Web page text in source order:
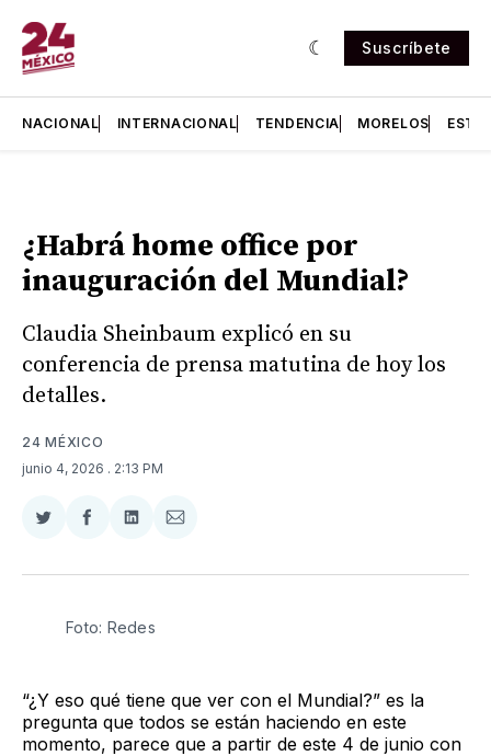
Suscríbete
NACIONAL INTERNACIONAL TENDENCIA MORELOS
¿Habrá home office por
inauguración del Mundial?
Claudia Sheinbaum explicó en su
conferencia de prensa matutina de hoy los
detalles.
24 MÉXICO
junio 4, 2026 . 2:13 PM
Compartir
Twitter
Compartir
Facebook
Compartir
LinkedIn
Compartir
Email
Foto: Redes
“¿Y eso qué tiene que ver con el Mundial?” es la
pregunta que todos se están haciendo en este
momento, parece que a partir de este 4 de junio con